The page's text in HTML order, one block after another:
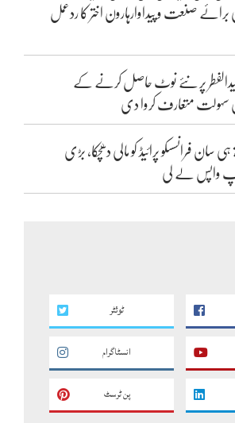
صنعت و پیداوارہارون اختر کا ردعمل
پر نئے نوٹ حاصل کرنے کے
سہولت متعارف کروا دی
فرانسسکو پرائیڈ کو مالی دھچکا، بڑی
واپس لے لی
ٹوئٹر
انسٹاگرام
پن ٹرسٹ